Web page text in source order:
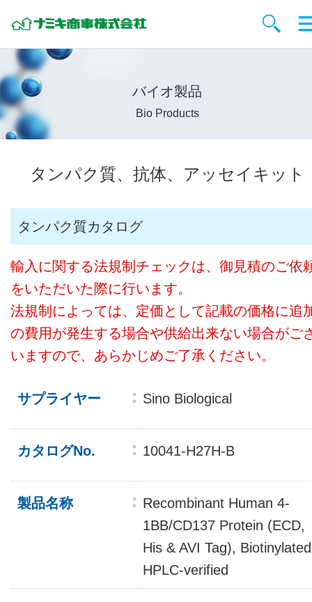
バイオ製品
Bio Products
タンパク質、抗体、アッセイキット
タンパク質カタログ
輸入に関する法規制チェックは、御見積のご依
をいただいた際に行います。
法規制によっては、定価として記載の価格に追
の費用が発生する場合や供給出来ない場合がご
いますので、あらかじめご了承ください。
サプライヤー Sino Biological
カタログNo. 10041-H27H-B
製品名称
Recombinant Human 4-
1BB/CD137 Protein (ECD,
His & AVI Tag),
HPLC-verified